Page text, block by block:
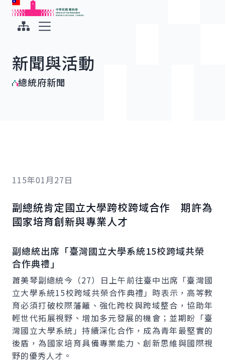
跳到主要內容
中華民國總統府
新聞與活動
總統府新聞
115年01月27日
副總統肯定國立大學跨校跨域合作 期許為
國家培育創新與專業人才
副總統出席「臺灣國立大學系統15校跨域共榮
合作典禮」
蕭美琴副總統今（27）日上午前往臺中出席「臺灣國
立大學系統15校跨域共榮合作典禮」時表示，高等教
育必須打破校際藩籬、強化跨校與跨域整合，協助年
輕世代拓展視野、增加多元發展的機會；並期盼「臺
灣國立大學系統」持續深化合作，成為青年最堅實的
後盾，為國家培育具備專業能力、創新思維與國際視
野的優秀人才。